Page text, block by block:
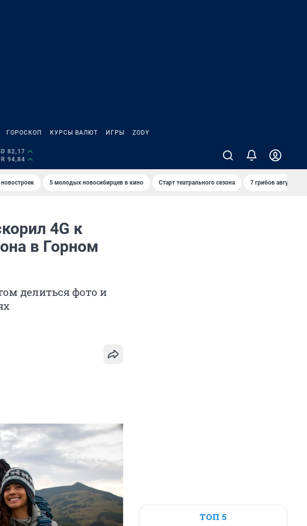
ГОРОСКОП КУРСЫ ВАЛЮТ ИГРЫ ZODY
82,17
94,84
новостроек 5 молодых новосибирцев в кино Старт театрального сезона 7 грибов августа
4G к
в Горном
делиться фото и
ТОП 5